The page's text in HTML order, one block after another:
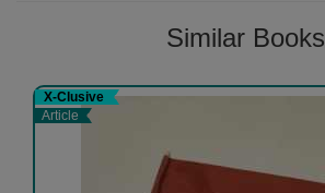
Similar Books
X-Clusive
Article